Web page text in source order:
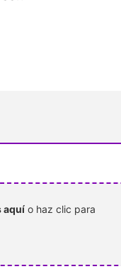
aquí o haz clic para